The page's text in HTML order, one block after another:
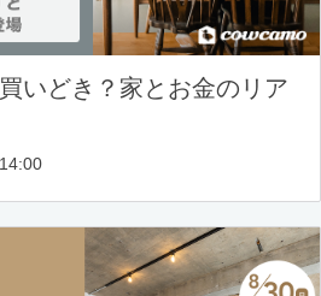
いどき？家とお金のリア